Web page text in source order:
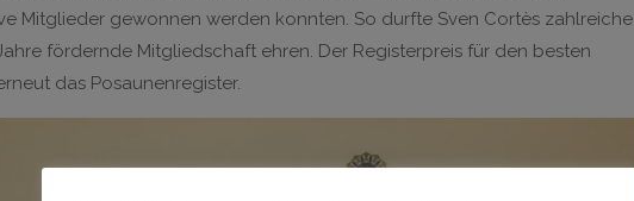
Mitglieder gewonnen werden konnten. So durfte Sven Cortès zahlreiche
fördernde Mitgliedschaft ehren. Der Registerpreis für den besten
das Posaunenregister.